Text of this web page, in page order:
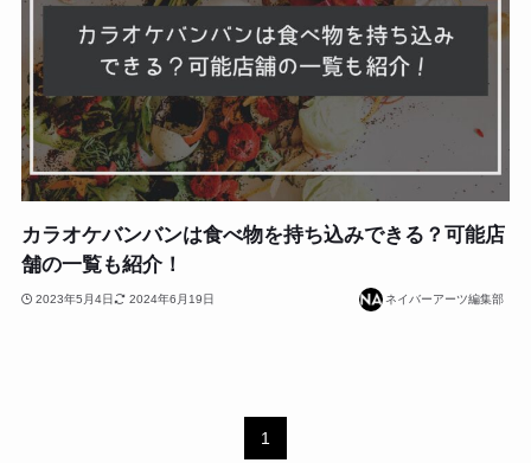
カラオケバンバンは食べ物を持ち込みできる？可能店
舗の一覧も紹介！
2023年5月4日 2024年6月19日 ネイバーアーツ編集部
1